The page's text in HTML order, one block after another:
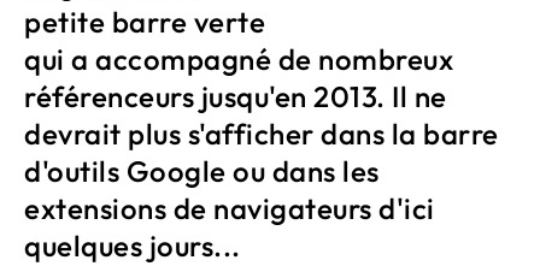
petite barre verte
qui a accompagné de nombreux
référenceurs jusqu'en 2013. Il ne
devrait plus s'afficher dans la barre
d'outils Google ou dans les
extensions de navigateurs d'ici
quelques jours...